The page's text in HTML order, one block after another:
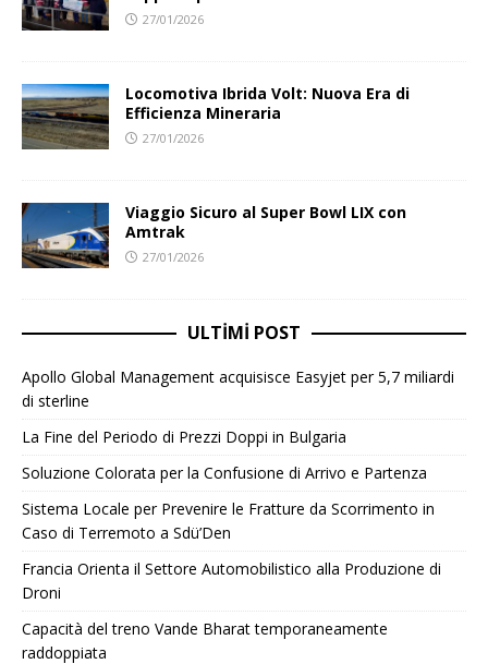
27/01/2026
Locomotiva Ibrida Volt: Nuova Era di
Efficienza Mineraria
27/01/2026
Viaggio Sicuro al Super Bowl LIX con
Amtrak
27/01/2026
ULTIMI POST
Apollo Global Management acquisisce Easyjet per 5,7 miliardi
di sterline
La Fine del Periodo di Prezzi Doppi in Bulgaria
Soluzione Colorata per la Confusione di Arrivo e Partenza
Sistema Locale per Prevenire le Fratture da Scorrimento in
Caso di Terremoto a Sdü’Den
Francia Orienta il Settore Automobilistico alla Produzione di
Droni
Capacità del treno Vande Bharat temporaneamente
raddoppiata